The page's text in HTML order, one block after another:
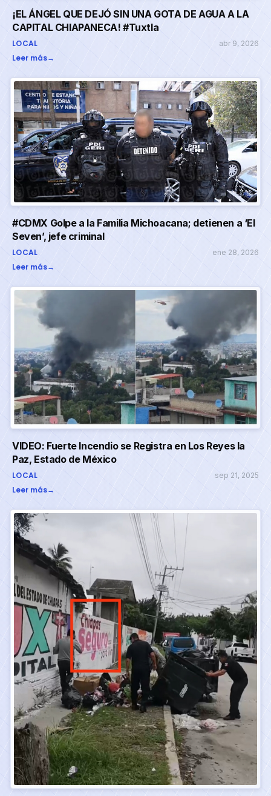
¡EL ÁNGEL QUE DEJÓ SIN UNA GOTA DE AGUA A LA
CAPITAL CHIAPANECA! #Tuxtla
LOCAL abr 9, 2026
Leer más→
#CDMX Golpe a la Familia Michoacana; detienen a ‘El
Seven’, jefe criminal
LOCAL ene 28, 2026
Leer más→
VIDEO: Fuerte Incendio se Registra en Los Reyes la
Paz, Estado de México
LOCAL sep 21, 2025
Leer más→